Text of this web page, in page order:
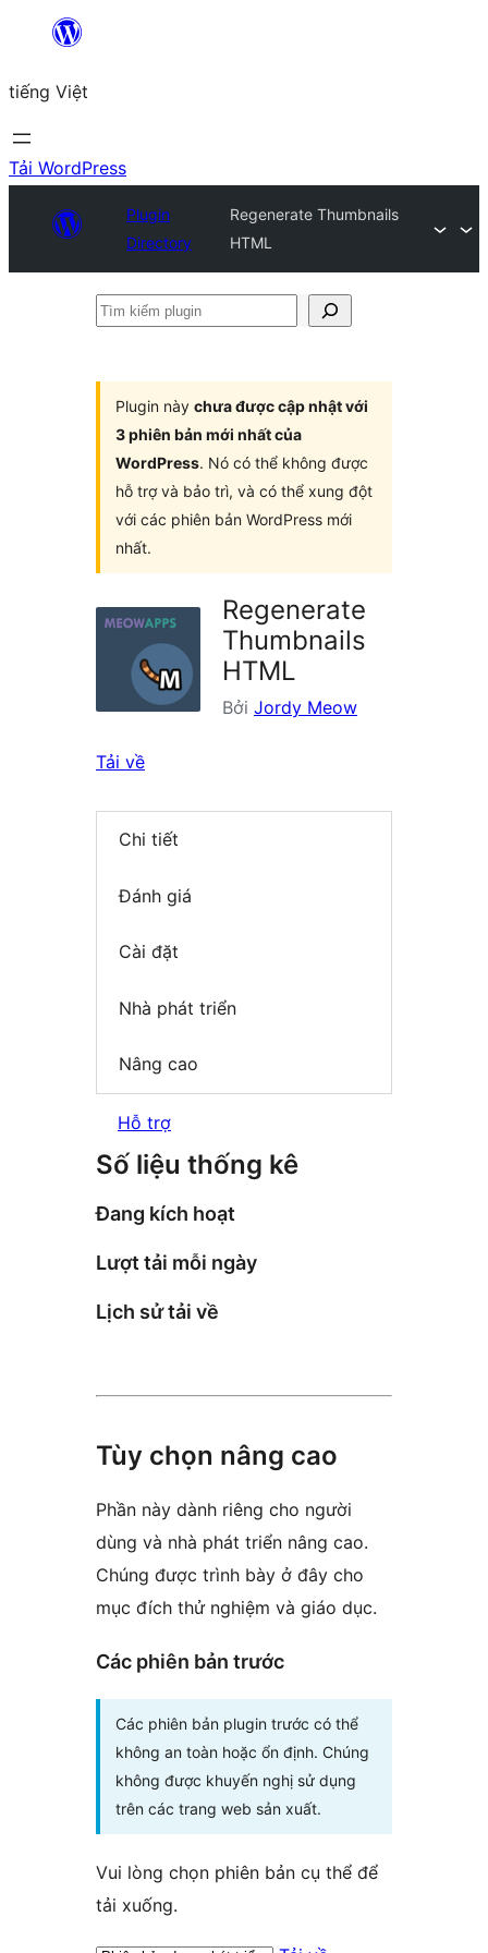
Chuyển
phần
nội
dung
tiếng Việt
Tải WordPress
Plugin
Directory
Regenerate Thumbnails
HTML
Tìm
Plugin này chưa được cập nhật với
3 phiên bản mới nhất của
WordPress. Nó có thể không được
hỗ trợ và bảo trì, và có thể xung đột
với các phiên bản WordPress mới
nhất.
Regenerate
Thumbnails
HTML
Bởi Jordy Meow
Tải về
Chi tiết
Đánh giá
Cài đặt
Nhà phát triển
Nâng cao
Hỗ trợ
Số liệu thống kê
Đang kích hoạt
Lượt tải mỗi ngày
Lịch sử tải về
Tùy chọn nâng cao
Phần này dành riêng cho người
dùng và nhà phát triển nâng cao.
Chúng được trình bày ở đây cho
mục đích thử nghiệm và giáo dục.
Các phiên bản trước
Các phiên bản plugin trước có thể
không an toàn hoặc ổn định. Chúng
không được khuyến nghị sử dụng
trên các trang web sản xuất.
Vui lòng chọn phiên bản cụ thể để
tải xuống.